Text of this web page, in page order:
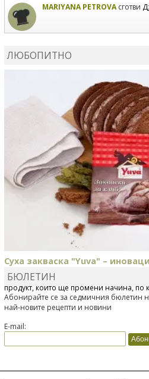
MARIYANA PETROVAсготви
ЛЮБОПИТНО
Суха закваска "Yuva" –
Отскоро Лесафр България стартира
продукт, който ще промени начина, по
БЮЛЕТИН
Абонирайте се за седмичния бюлетин
най-новите рецепти и новини
E-mail: